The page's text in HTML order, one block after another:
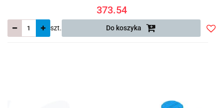
373.54
szt. Do koszyka